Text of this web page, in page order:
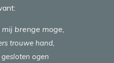
brenge moge,
trouwe hand,
ogen